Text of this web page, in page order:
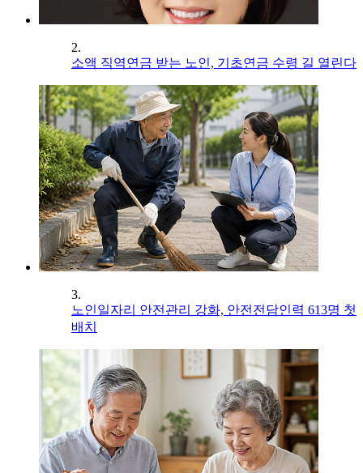
2.
소액 직역연금 받는 노인, 기초연금 수령 길 열린다
3.
노인일자리 안전관리 강화, 안전전담인력 613명 첫
배치